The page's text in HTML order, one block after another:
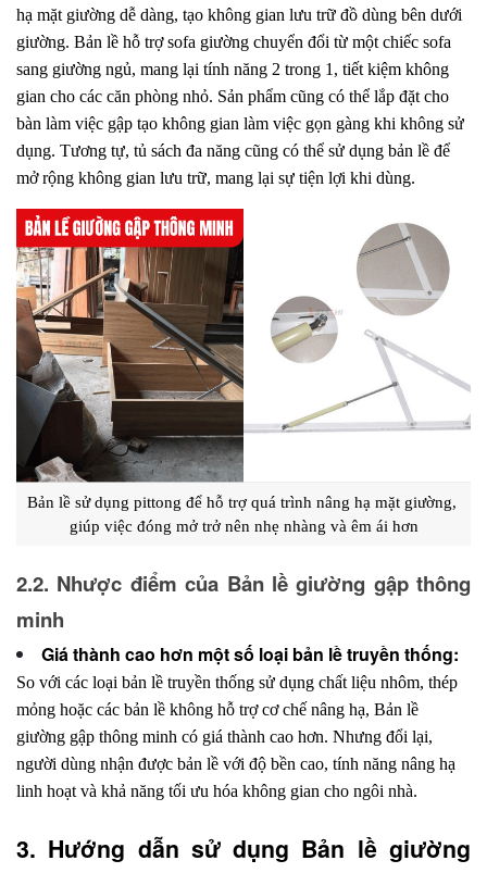
hạ mặt giường dễ dàng, tạo không gian lưu trữ đồ dùng bên dưới
giường. Bản lề hỗ trợ sofa giường chuyển đổi từ một chiếc sofa
sang giường ngủ, mang lại tính năng 2 trong 1, tiết kiệm không
gian cho các căn phòng nhỏ. Sản phẩm cũng có thể lắp đặt cho
bàn làm việc gập tạo không gian làm việc gọn gàng khi không sử
dụng. Tương tự, tủ sách đa năng cũng có thể sử dụng bản lề để
mở rộng không gian lưu trữ, mang lại sự tiện lợi khi dùng.
Bản lề sử dụng pittong để hỗ trợ quá trình nâng hạ mặt giường,
giúp việc đóng mở trở nên nhẹ nhàng và êm ái hơn
2.2. Nhược điểm của Bản lề giường gập thông
minh
Giá thành cao hơn một số loại bản lề truyền thống:
So với các loại bản lề truyền thống sử dụng chất liệu nhôm, thép
mỏng hoặc các bản lề không hỗ trợ cơ chế nâng hạ, Bản lề
giường gập thông minh có giá thành cao hơn. Nhưng đổi lại,
người dùng nhận được bản lề với độ bền cao, tính năng nâng hạ
linh hoạt và khả năng tối ưu hóa không gian cho ngôi nhà.
3. Hướng dẫn sử dụng Bản lề giường